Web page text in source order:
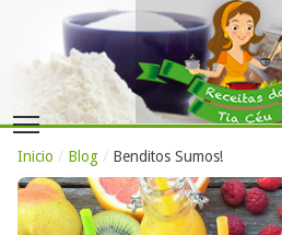
Inicio / Blog / Benditos Sumos!